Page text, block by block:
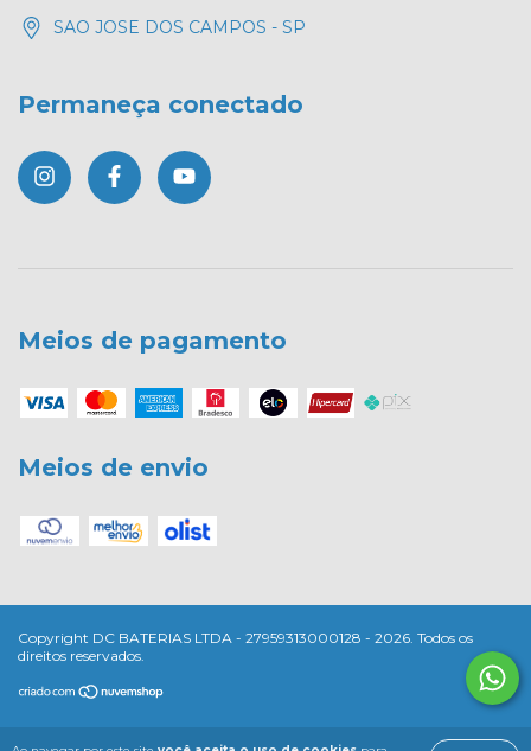
SAO JOSE DOS CAMPOS - SP
Permaneça conectado
Meios de pagamento
Meios de envio
Copyright DC BATERIAS LTDA - 27959313000128 - 2026. Todos os
direitos reservados.